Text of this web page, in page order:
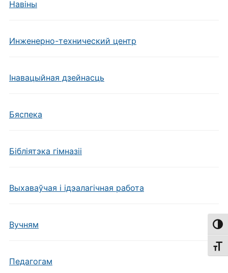
Навiны
Инженерно-технический центр
Інавацыйная дзейнасць
Бяспека
Бібліятэка гімназіі
Выхаваўчая і ідэалагічная работа
Вучням
Педагогам